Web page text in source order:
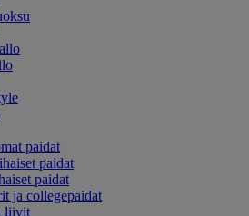
paidat
paidat
paidat
ja collegepaidat
liivit